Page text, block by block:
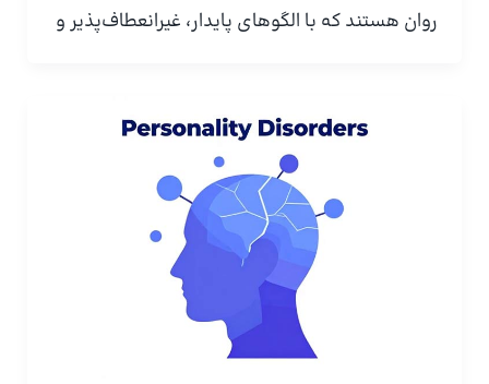
روان هستند که با الگوهای پایدار، غیرانعطاف‌پذیر و